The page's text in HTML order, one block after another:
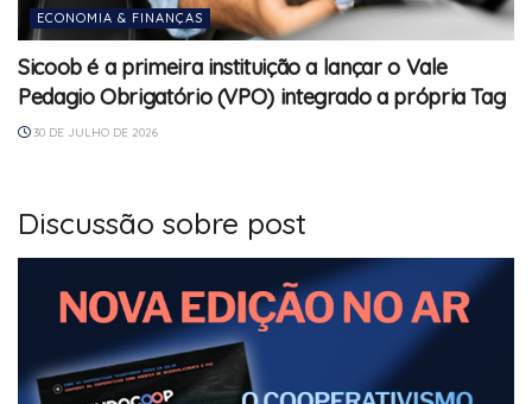
ECONOMIA & FINANÇAS
Sicoob é a primeira instituição a lançar o Vale
Pedagio Obrigatório (VPO) integrado a própria Tag
30 DE JULHO DE 2026
Discussão sobre post